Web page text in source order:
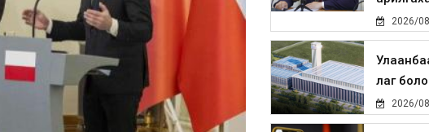
2026/
лаг
2026/